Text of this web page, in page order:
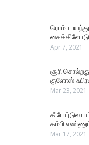
ரொம்ப
சைக்கிளோடு
Apr 7, 2021
சூரி
குளோஸ்
Mar 23, 2021
கீ போர்டுல
கம்பி
Mar 17, 2021